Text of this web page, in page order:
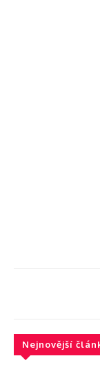
Nejnovější